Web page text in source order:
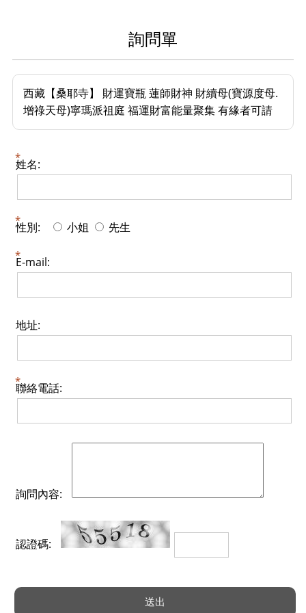
詢問單
西藏【桑耶寺】 財運寶瓶 蓮師財神 財續母(寶源度母.
增祿天母)寧瑪派祖庭 福運財富能量聚集 有緣者可請
姓名:
性別: 小姐 先生
E-mail:
地址:
聯絡電話:
詢問內容:
認證碼: